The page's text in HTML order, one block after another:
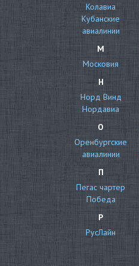
Колавиа
Кубанские
авиалинии
М
Московия
Н
Норд Винд
Нордавиа
О
Оренбургские
авиалинии
П
Пегас чартер
Победа
Р
РусЛайн